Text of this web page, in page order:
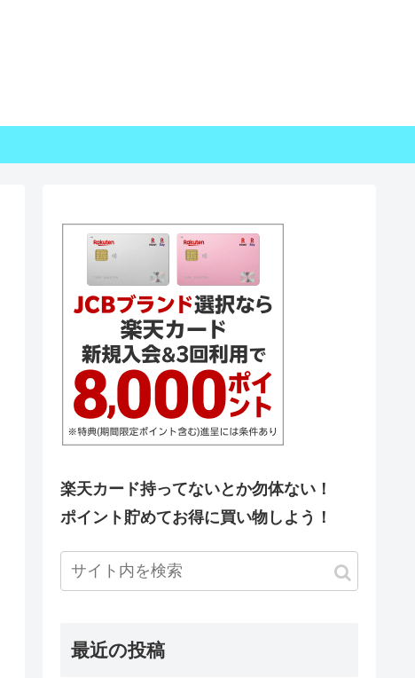
楽天カード持ってないとか勿体ない！
ポイント貯めてお得に買い物しよう！
最近の投稿